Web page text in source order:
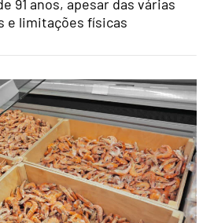
91 anos, apesar das várias
e limitações físicas